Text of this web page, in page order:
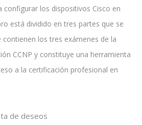
configurar los dispositivos Cisco en
está dividido en tres partes que se
los tres exámenes de la
CCNP y constituye una herramienta
a la certificación profesional en
de deseos